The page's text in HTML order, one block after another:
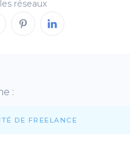
réseaux
:
DE FREELANCE